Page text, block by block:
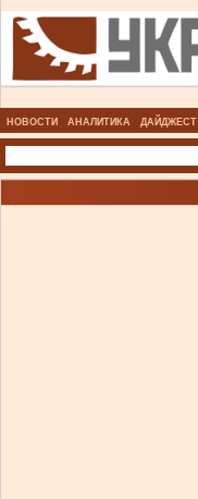
НОВОСТИ АНАЛИТИКА ДАЙДЖЕСТ